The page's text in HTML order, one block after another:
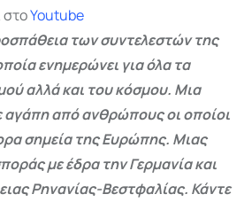
στοYoutube
των συντελεστών της
ενημερώνει για όλα τα
αλλά και του κόσμου. Μια
αγάπη από ανθρώπους οι οποίοι
σημεία της Ευρώπης. Μιας
με έδρα την Γερμανία και
Ρηνανίας-Βεστφαλίας. Κάντε